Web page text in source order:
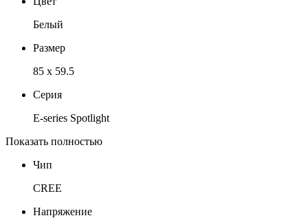
Белый
Размер
85 x 59.5
Серия
E-series Spotlight
Показать полностью
Чип
CREE
Напряжение